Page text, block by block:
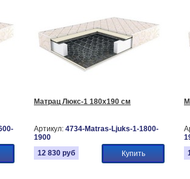
Матрац Люкс-1 180х190 см
Артикул: 4734-Matras-Ljuks-1-1800-
1900
12 830 руб Купить